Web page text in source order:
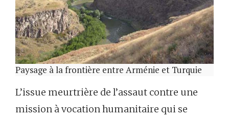
Paysage à la frontière entre Arménie et Turquie
L’issue meurtrière de l’assaut contre une
mission à vocation humanitaire qui se